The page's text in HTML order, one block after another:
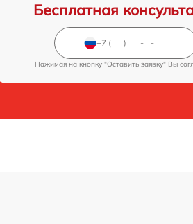
Бесплатная
Нажимая на кнопку "Оставить заявку" Вы